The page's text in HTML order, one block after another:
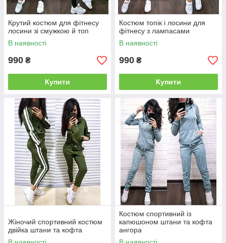
Крутий костюм для фітнесу
лосини зі смужкою й топ
В наявності
990 ₴
Купити
Костюм топік і лосини для
фітнесу з лампасами
В наявності
990 ₴
Купити
Жіночий спортивний костюм
двійка штани та кофта
Костюм спортивний із
капюшоном штани та кофта
ангора